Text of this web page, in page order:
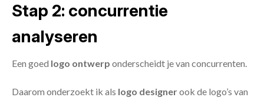
Stap 2: concurrentie
analyseren
Een goed logo ontwerp onderscheidt je van concurrenten.
Daarom onderzoekt ik als logo designerook de logo’s van